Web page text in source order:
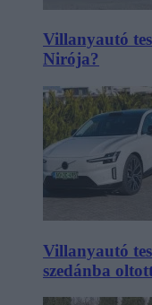
Villanyautó
Nirója?
Villanyautó
szedánba